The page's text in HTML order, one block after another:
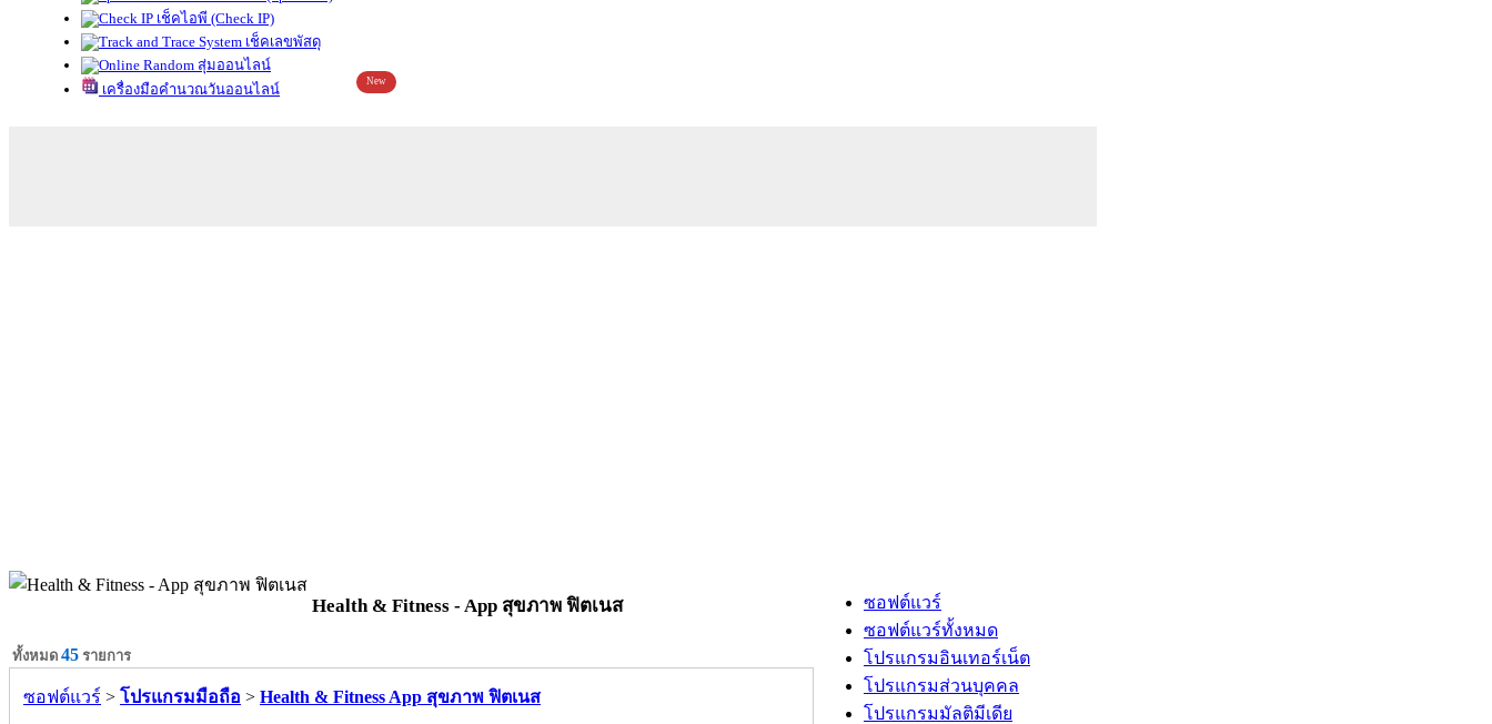
เช็คไอพี (Check IP)
เช็คเลขพัสดุ
สุ่มออนไลน์
เครื่องมือคำนวณวันออนไลน์
New
Health & Fitness - App สุขภาพ ฟิตเนส
ทั้งหมด 45 รายการ
ซอฟต์แวร์ > โปรแกรมมือถือ > Health & Fitness App สุขภาพ ฟิตเนส
ซอฟต์แวร์
ซอฟต์แวร์ทั้งหมด
โปรแกรมอินเทอร์เน็ต
โปรแกรมส่วนบุคคล
โปรแกรมมัลติมีเดีย